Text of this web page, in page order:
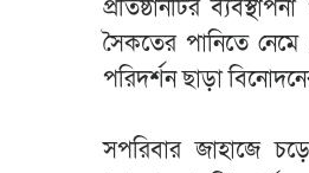
প্রতিষ্ঠানটির
সৈকতের পানিতে নেমে
পরিদর্শন ছাড়া
সপরিবার জাহাজে